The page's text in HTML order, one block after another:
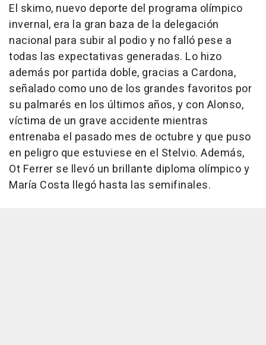
El skimo, nuevo deporte del programa olímpico
invernal, era la gran baza de la delegación
nacional para subir al podio y no falló pese a
todas las expectativas generadas. Lo hizo
además por partida doble, gracias a Cardona,
señalado como uno de los grandes favoritos por
su palmarés en los últimos años, y con Alonso,
víctima de un grave accidente mientras
entrenaba el pasado mes de octubre y que puso
en peligro que estuviese en el Stelvio. Además,
Ot Ferrer se llevó un brillante diploma olímpico y
María Costa llegó hasta las semifinales.